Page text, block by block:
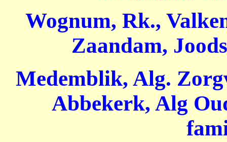
Wognum, Rk.,
Zaandam,
Medemblik, Alg.
Abbekerk, Alg